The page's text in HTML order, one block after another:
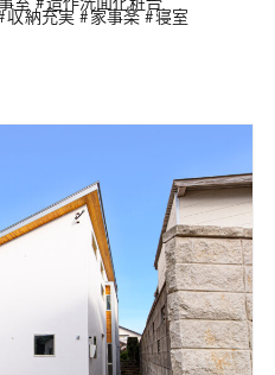
収納充実 家事楽
寝室